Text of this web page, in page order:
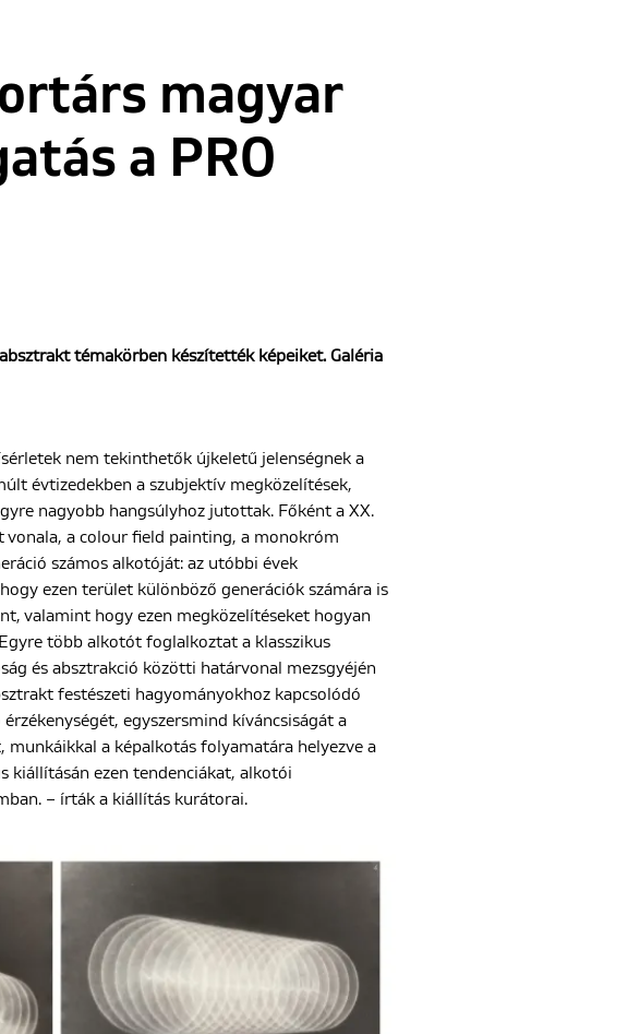
magyar
a PRO
témakörben készítették képeiket. Galéria
nem tekinthetők újkeletű jelenségnek a
évtizedekben a szubjektív megközelítések,
nagyobb hangsúlyhoz jutottak. Főként a XX.
vonala, a colour field painting, a monokróm
számos alkotóját: az utóbbi évek
ezen terület különböző generációk számára is
valamint hogy ezen megközelítéseket hogyan
több alkotót foglalkoztat a klasszikus
és absztrakció közötti határvonal mezsgyéjén
festészeti hagyományokhoz kapcsolódó
egyszersmind kíváncsiságát a
a képalkotás folyamatára helyezve a
kiállításán ezen tendenciákat, alkotói
– írták a kiállítás kurátorai.